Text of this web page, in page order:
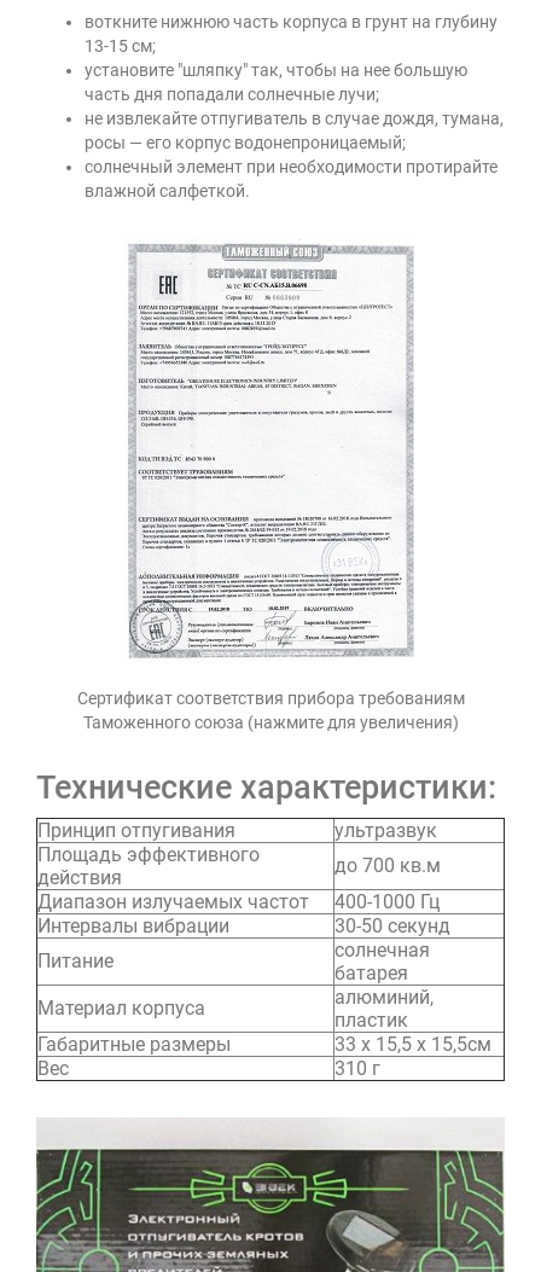
воткните нижнюю часть корпуса в грунт на глубину
13-15 см;
установите "шляпку" так, чтобы на нее большую
часть дня попадали солнечные лучи;
не извлекайте отпугиватель в случае дождя, тумана,
росы — его корпус водонепроницаемый;
солнечный элемент при необходимости протирайте
влажной салфеткой.
Сертификат соответствия прибора требованиям
Таможенного союза (нажмите для увеличения)
Технические характеристики:
Принцип отпугивания
ультразвук
Площадь эффективного
действия
до 700 кв.м
Диапазон излучаемых частот
400-1000 Гц
Интервалы вибрации
30-50 секунд
Питание
солнечная
батарея
Материал корпуса
алюминий,
пластик
Габаритные размеры
33 х 15,5 х 15,5см
Вес
310 г